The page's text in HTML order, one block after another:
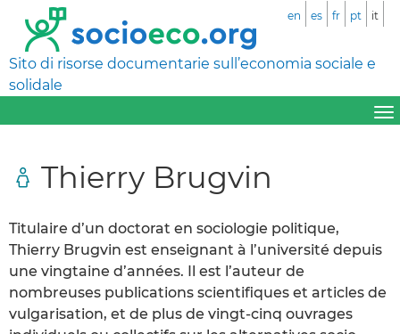
Sito di risorse documentarie sull’economia sociale e
solidale
en es fr pt it
Thierry Brugvin
Titulaire d’un doctorat en sociologie politique,
Thierry Brugvin est enseignant à l’université depuis
une vingtaine d’années. Il est l’auteur de
nombreuses publications scientifiques et articles de
vulgarisation, et de plus de vingt-cinq ouvrages